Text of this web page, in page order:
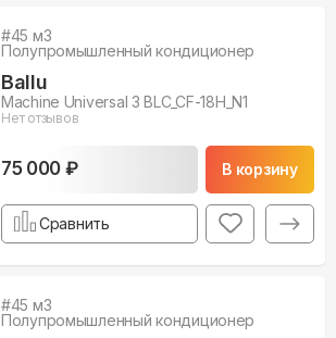
#45 м3
Полупромышленный кондиционер
Ballu
Machine Universal 3 BLC_CF-18H_N1
Нет отзывов
75 000 ₽ В корзину
Сравнить
#45 м3
Полупромышленный кондиционер